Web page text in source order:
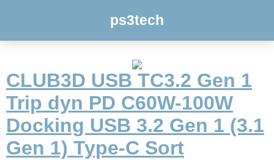
ps3tech
CLUB3D USB TC3.2 Gen 1
Trip dyn PD C60W-100W
Docking USB 3.2 Gen 1 (3.1
Gen 1) Type-C Sort